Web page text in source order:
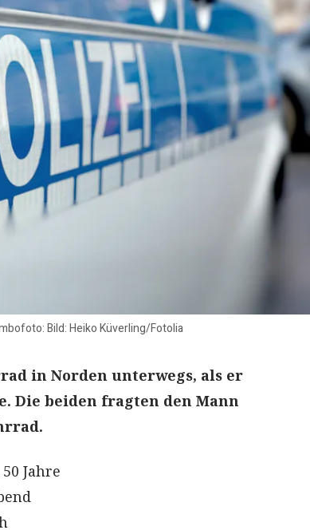
Bild: Heiko Küverling/Fotolia
in Norden unterwegs, als er
Die beiden fragten den Mann
Jahre